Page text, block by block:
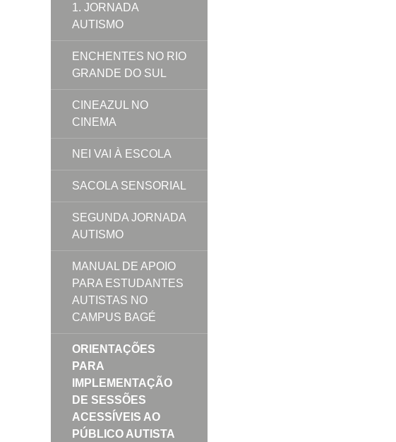
1. JORNADA
AUTISMO
ENCHENTES NO RIO
GRANDE DO SUL
CINEAZUL NO
CINEMA
NEI VAI À ESCOLA
SACOLA SENSORIAL
SEGUNDA JORNADA
AUTISMO
MANUAL DE APOIO
PARA ESTUDANTES
AUTISTAS NO
CAMPUS BAGÉ
ORIENTAÇÕES
PARA
IMPLEMENTAÇÃO
DE SESSÕES
ACESSÍVEIS AO
PÚBLICO AUTISTA